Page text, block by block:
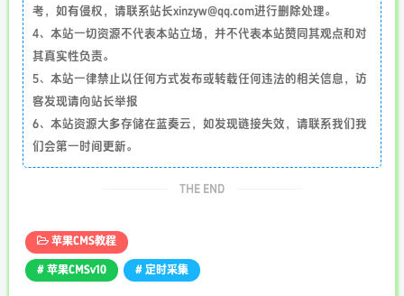
考，如有侵权，请联系站长xinzyw@qq.com进行删除处理。
4、本站一切资源不代表本站立场，并不代表本站赞同其观点和对
其真实性负责。
5、本站一律禁止以任何方式发布或转载任何违法的相关信息，访
客发现请向站长举报
6、本站资源大多存储在蓝奏云，如发现链接失效，请联系我们我
们会第一时间更新。
THE END
苹果CMS教程
# 苹果CMSv10 # 定时采集